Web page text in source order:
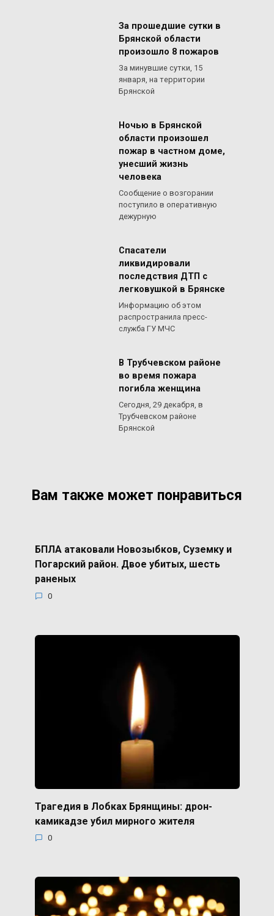
За прошедшие сутки в
Брянской области
произошло 8 пожаров
За минувшие сутки, 15
января, на территории
Брянской
Ночью в Брянской
области произошел
пожар в частном доме,
унесший жизнь
человека
Сообщение о возгорании
поступило в оперативную
дежурную
Спасатели
ликвидировали
последствия ДТП с
легковушкой в Брянске
Информацию об этом
распространила пресс-
служба ГУ МЧС
В Трубчевском районе
во время пожара
погибла женщина
Сегодня, 29 декабря, в
Трубчевском районе
Брянской
Вам также может понравиться
БПЛА атаковали Новозыбков, Суземку и
Погарский район. Двое убитых, шесть
раненых
0
Трагедия в Лобках Брянщины: дрон-
камикадзе убил мирного жителя
0